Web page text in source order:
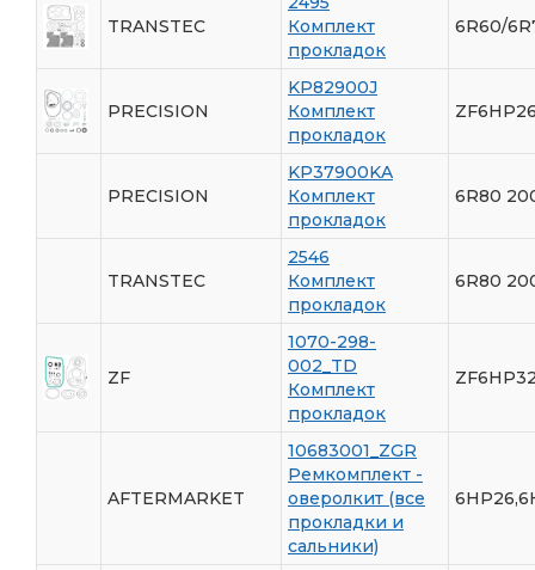
TRANSTEC
Комплект
прокладок
6R60/
PRECISION
KP82900J
Комплект
прокладок
PRECISION
KP37900KA
Комплект
прокладок
6R80
TRANSTEC
2546
Комплект
прокладок
6R80
ZF
1070-298-
002_TD
Комплект
прокладок
AFTERMARKET
10683001_ZGR
Ремкомплект -
оверолкит (все
прокладки и
сальники)